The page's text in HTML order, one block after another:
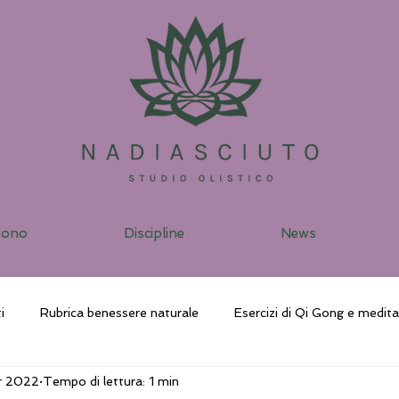
Discipline News
Rubrica benessere naturale Esercizi di Qi Gong e
vibrazionale
2022 Tempo di lettura: 1 min